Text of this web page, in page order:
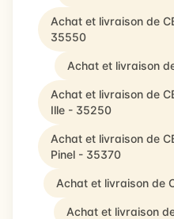
Achat et livraison de
35550
Achat et livraison
Achat et livraison de
Ille - 35250
Achat et livraison de
Pinel - 35370
Achat et livraison de
Achat et livraison